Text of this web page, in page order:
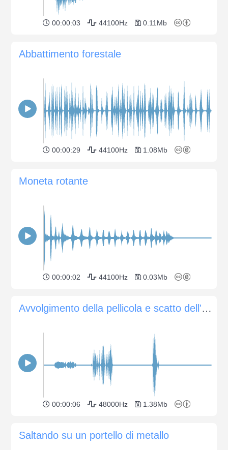
00:00:03 44100Hz 0.11Mb
Abbattimento forestale
00:00:29 44100Hz 1.08Mb
Moneta rotante
00:00:02 44100Hz 0.03Mb
Avvolgimento della pellicola e scatto dell'otturatore su una vecchia macchina fotografica analogica
00:00:06 48000Hz 1.38Mb
Saltando su un portello di metallo